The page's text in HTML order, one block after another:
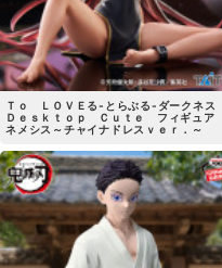
Ｔｏ ＬＯＶＥる-とらぶる-ダークネス
Ｄｅｓｋｔｏｐ Ｃｕｔｅ フィギュア
ネメシス～チャイナドレスｖｅｒ．～